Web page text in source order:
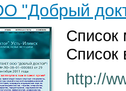
"Добрый
Список
Список
http://